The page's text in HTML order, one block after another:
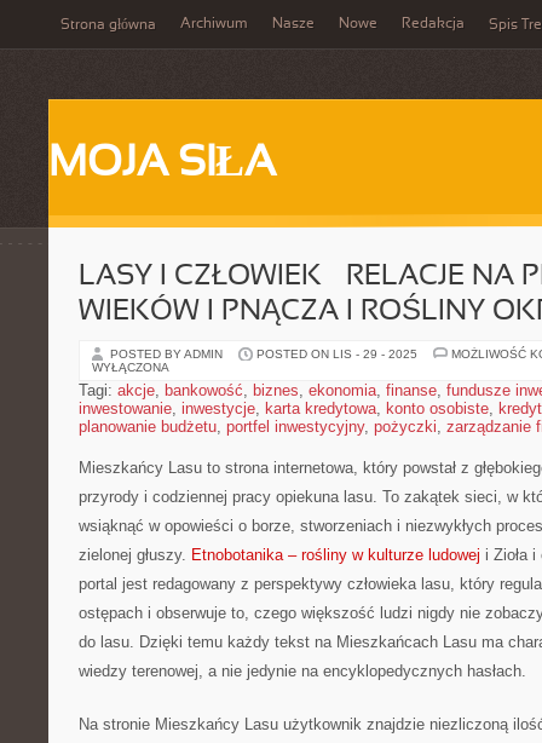
Strona główna Archiwum Nasze Nowe Redakcja Spis
MOJA SIŁA
LASY I CZŁOWIEK – RELACJE NA
WIEKÓW I PNĄCZA I ROŚLINY
POSTED BY ADMIN POSTED ON LIS - 29 - 2025
MOŻLIWOŚĆ
WYŁĄCZONA
Tagi: akcje, bankowość, biznes, ekonomia, finanse, fundusze
inwestowanie, inwestycje, karta kredytowa, konto osobiste,
planowanie budżetu, portfel inwestycyjny, pożyczki, zarządzanie
Mieszkańcy Lasu to strona internetowa, który powstał z
przyrody i codziennej pracy opiekuna lasu. To zakątek sieci, w
wsiąknąć w opowieści o borze, stworzeniach i niezwykłych
zielonej głuszy. Etnobotanika – rośliny w kulturze ludowej i Zioła
portal jest redagowany z perspektywy człowieka lasu, który
ostępach i obserwuje to, czego większość ludzi nigdy nie
do lasu. Dzięki temu każdy tekst na Mieszkańcach Lasu ma
wiedzy terenowej, a nie jedynie na encyklopedycznych hasłach.
Na stronie Mieszkańcy Lasu użytkownik znajdzie niezliczoną